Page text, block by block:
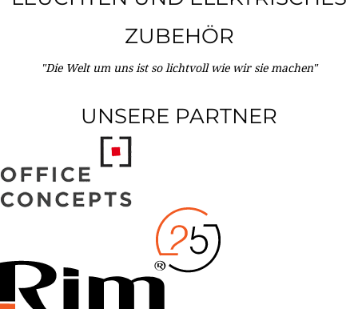
ZUBEHÖR
"Die Welt um uns ist so lichtvoll wie wir sie machen"
UNSERE PARTNER